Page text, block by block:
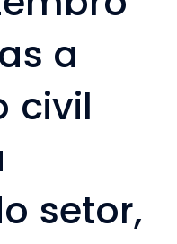
a
civil
setor,